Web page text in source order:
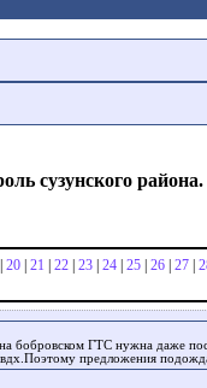
сузунского района.
20 21 22 23 24 25 26 27
бобровском ГТС нужна даже
вдх.Поэтому предложения